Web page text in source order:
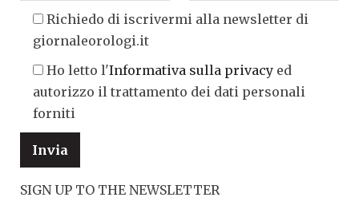
Richiedo di iscrivermi alla newsletter di
giornaleorologi.it
Ho letto l'Informativa sulla privacy ed
autorizzo il trattamento dei dati personali
forniti
SIGN UP TO THE NEWSLETTER